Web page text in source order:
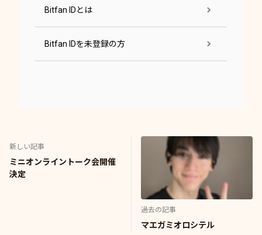
Bitfan IDとは
Bitfan IDを未登録の方
新しい記事
ミニオンライントーク会開催
決定
過去の記事
マエガミオロシテル